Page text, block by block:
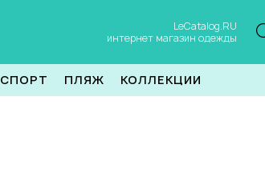
LeCatalog.RU
интернет магазин одежды
СПОРТ ПЛЯЖ КОЛЛЕКЦИИ